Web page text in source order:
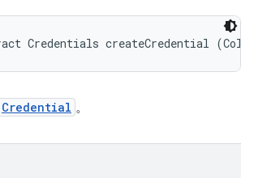
Credentials createCredential
Credential 。